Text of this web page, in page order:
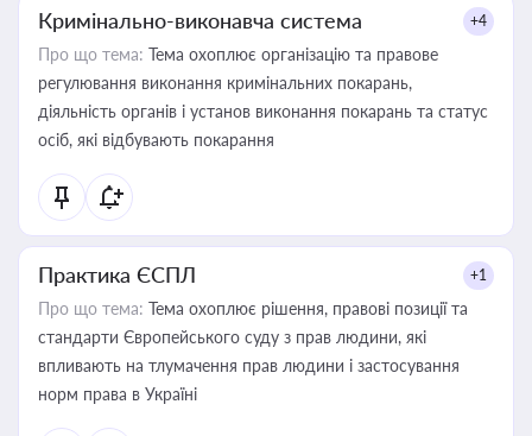
Кримінально-виконавча система +4
Про що тема: Тема охоплює організацію та правове
регулювання виконання кримінальних покарань,
діяльність органів і установ виконання покарань та статус
осіб, які відбувають покарання
Практика ЄСПЛ +1
Про що тема: Тема охоплює рішення, правові позиції та
стандарти Європейського суду з прав людини, які
впливають на тлумачення прав людини і застосування
норм права в Україні